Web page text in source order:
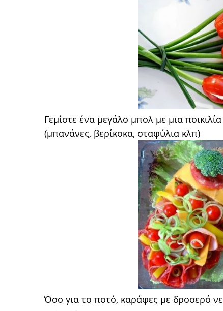
Γεμίστε ένα μεγάλο μπολ με μια
(μπανάνες, βερίκοκα, σταφύλια κλπ)
Όσο για το ποτό, καράφες με δροσερό